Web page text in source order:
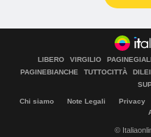
LIBERO VIRGILIO
PAGINEBIANCHE
TUTTOCITTÀ DILEI
Chi siamo Note Legali Privacy
©